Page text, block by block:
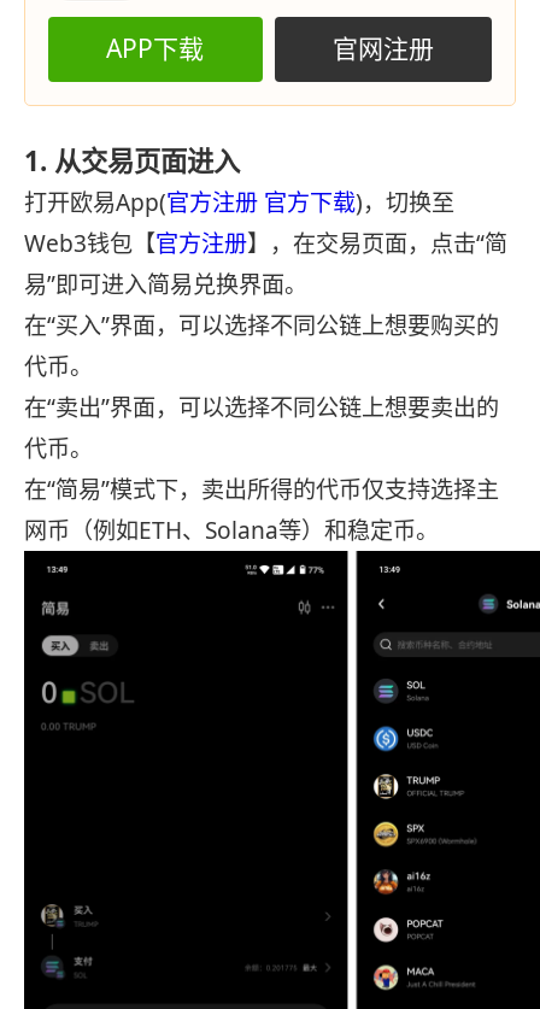
APP下载 官网注册
1. 从交易页面进入
打开欧易App(官方注册 官方下载)，切换至
Web3钱包【官方注册】，在交易页面，点击“简
易”即可进入简易兑换界面。
在“买入”界面，可以选择不同公链上想要购买的
代币。
在“卖出”界面，可以选择不同公链上想要卖出的
代币。
在“简易”模式下，卖出所得的代币仅支持选择主
网币（例如ETH、Solana等）和稳定币。